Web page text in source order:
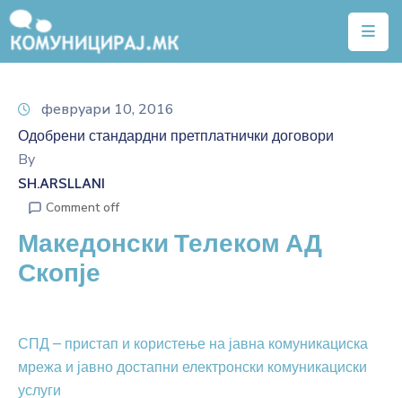
Тарифи
Квалитет
на
услуги
Алатки
Нејонизирачко
Договори
Легислатива
февруари 10, 2016
Одобрени стандардни претплатнички договори
By
SH.ARSLLANI
Comment off
Македонски Телеком АД
Скопје
СПД – пристап и користење на јавна комуникациска
мрежа и јавно достапни електронски комуникациски
услуги